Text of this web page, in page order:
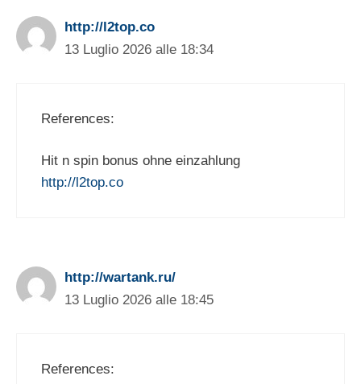
http://l2top.co
13 Luglio 2026 alle 18:34
References:
Hit n spin bonus ohne einzahlung
http://l2top.co
http://wartank.ru/
13 Luglio 2026 alle 18:45
References: